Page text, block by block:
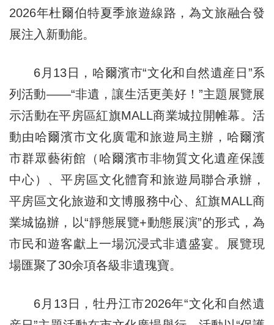
2026年杜爾伯特夏季旅遊線路，為文旅融合發
展注入新動能。
6月13日，哈爾濱市“文化和自然遺産日”系
列活動——“非遺，讓生活更美好！”主題展覽展
示活動在平房區紅旗MALL商業城拉開帷幕。活
動由哈爾濱市文化廣電和旅遊局主辦，哈爾濱
市群眾藝術館（哈爾濱市非物質文化遺産保護
中心）、平房區文化體育和旅遊局聯合承辦，
平房區文化旅遊和文博服務中心、紅旗MALL商
業城協辦，以“靜態展覽+動態展演”的形式，為
市民和遊客獻上一場沉浸式非遺盛宴。展覽現
場匯聚了30余項各級非遺瑰寶。
6月13日，牡丹江市2026年“文化和自然遺